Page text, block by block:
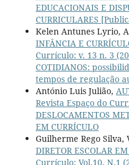
EDUCACIONAIS E
CURRICULARES
Kelen Antunes Lyrio,
INFÂNCIA E
Currículo: v. 13 n. 3
COTIDIANOS:
tempos de regulação
António Luis Julião,
Revista Espaço do
DESLOCAMENTOS
EM CURRÍCULO
Guilherme Rego
DIRETOR ESCOLAR
Currículo: Vol.10, N.1